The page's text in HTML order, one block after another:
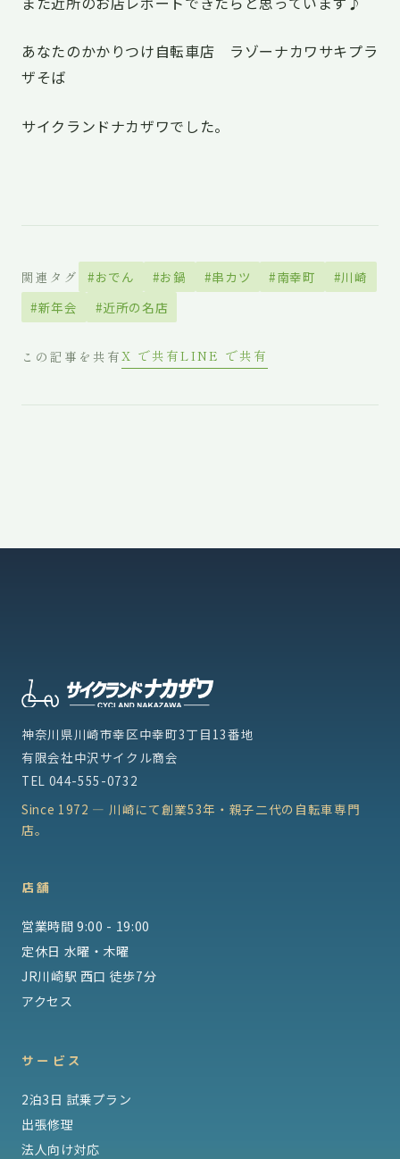
あなたのかかりつけ自転車店 ラゾーナカワサキプラ
ザそば
サイクランドナカザワでした。
関連タグ #おでん #お鍋 #串カツ #南幸町
#川崎
#新年会
#近所の名店
この記事を共有X で共有LINE で共有
神奈川県川崎市幸区中幸町3丁目13番地
有限会社中沢サイクル商会
TEL 044-555-0732
Since 1972 — 川崎にて創業53年・親子二代の自転車専門
店。
店舗
営業時間 9:00 - 19:00
定休日 水曜・木曜
JR川崎駅 西口 徒歩7分
アクセス
サービス
2泊3日 試乗プラン
出張修理
法人向け対応